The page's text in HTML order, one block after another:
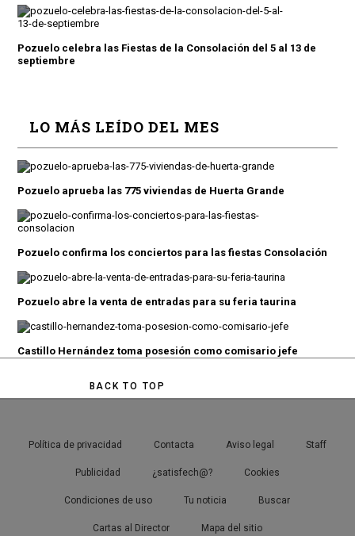
Pozuelo celebra las Fiestas de la Consolación del 5 al 13 de
septiembre
LO MÁS LEÍDO DEL MES
Pozuelo aprueba las 775 viviendas de Huerta Grande
Pozuelo confirma los conciertos para las fiestas Consolación
Pozuelo abre la venta de entradas para su feria taurina
Castillo Hernández toma posesión como comisario jefe
BACK TO TOP
Política de privacidad Contacta Aviso legal Staff
Publicidad ¿satisfech@? Cookies
Condiciones de uso Tu noticia Buscar
Cartas al Director Mapa del sitio